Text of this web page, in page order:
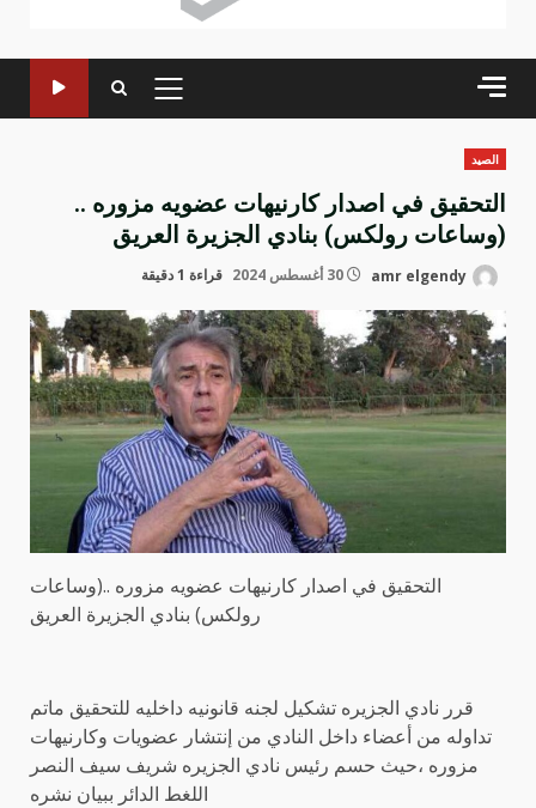
القائمة
الرئيسية
الصيد
التحقيق في اصدار كارنيهات عضويه مزوره ..
(وساعات رولكس) بنادي الجزيرة العريق
قراءة 1 دقيقة
التحقيق في اصدار كارنيهات عضويه مزوره ..(وساعات
رولكس) بنادي الجزيرة العريق
قرر نادي الجزيره تشكيل لجنه قانونيه داخليه للتحقيق ماتم
تداوله من أعضاء داخل النادي من إنتشار عضويات وكارنيهات
مزوره ،حيث حسم رئيس نادي الجزيره شريف سيف النصر
اللغط الدائر ببيان نشره